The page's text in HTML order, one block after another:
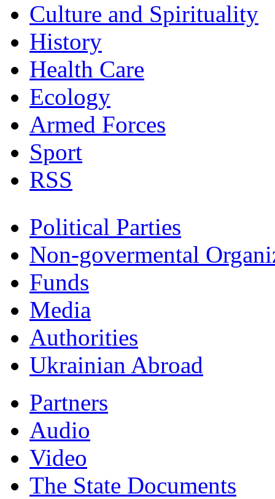
Culture and Spirituality
History
Health Care
Ecology
Armed Forces
Sport
RSS
Political Parties
Non-govermental
Funds
Мedia
Authorities
Ukrainian Abroad
Partners
Audio
Video
The State Documents